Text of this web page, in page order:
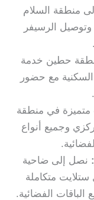
منطقة السلام
الرسيفر
حطين خدمة
مع حضور
متميزة في منطقة
وجميع أنواع
: نصل إلى ضاحية
ستلايت متكاملة
الفضائية.